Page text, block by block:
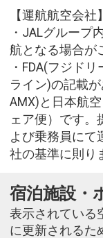
【運航航空会社】
・JALグループ
航となる場合が
・FDA(フジド
ライン)の記載が
AMX)と日本航
ェア便）です。
よび乗務員にて
社の基準に則り
宿泊施設・
表示されている
に更新されるた